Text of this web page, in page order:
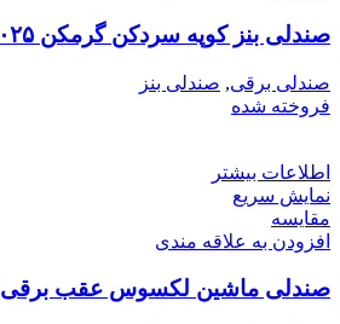
صندلی بنز کوپه سردکن گرمکن ۲۰۲۵
صندلی برقی, صندلی بنز
فروخته شده
اطلاعات بیشتر
نمایش سریع
مقايسه
افزودن به علاقه مندی
صندلی ماشین لکسوس عقب برقی ۲۰۱۲